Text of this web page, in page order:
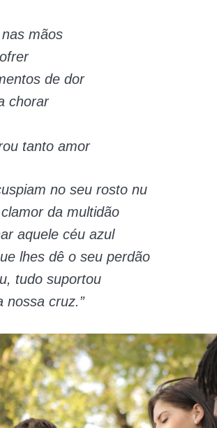
mãos
de dor
chorar
tanto amor
no seu rosto nu
da multidão
aquele céu azul
lhes dê o seu perdão
tudo suportou
nossa cruz.”